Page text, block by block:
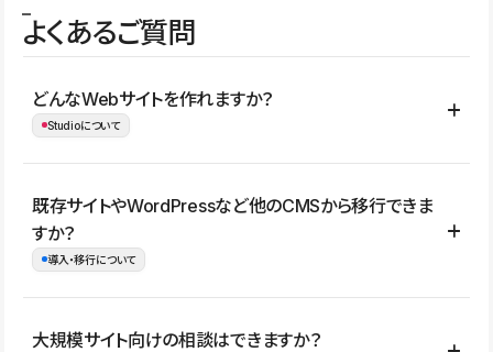
よくあるご質問
どんなWebサイトを作れますか？
Studioについて
コーポレートサイト、サービスサイト、LP、採用サイト、ブロ
グ・メディア、イベントサイト、店舗・商品紹介サイト、ポートフ
ォリオなど幅広く制作できます。
既存サイトやWordPressなど他のCMSから移行できま
すか？
導入・移行について
はい。既存サイトの構成やコンテンツ、URLを整理したうえで、
大規模サイト向けの相談はできますか？